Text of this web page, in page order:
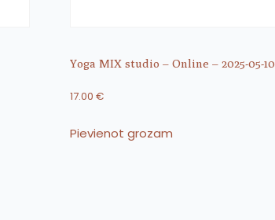
Yoga MIX studio – Online – 2025-05-10
17.00€
Pievienot grozam